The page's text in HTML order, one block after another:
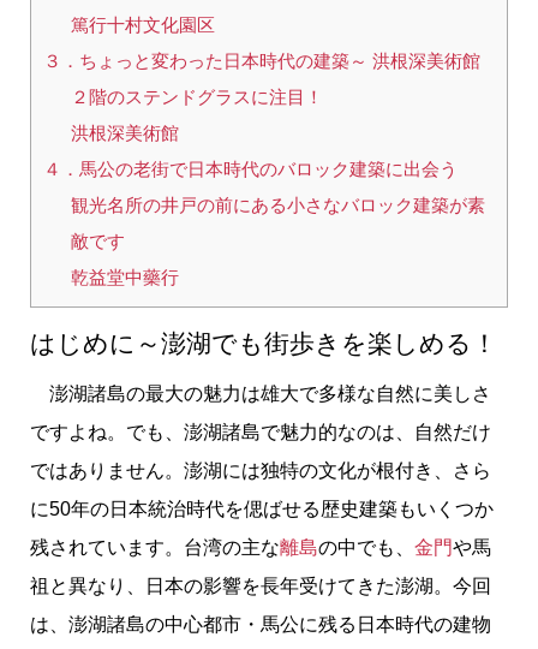
篤行十村文化園区
３．ちょっと変わった日本時代の建築～ 洪根深美術館
２階のステンドグラスに注目！
洪根深美術館
４．馬公の老街で日本時代のバロック建築に出会う
観光名所の井戸の前にある小さなバロック建築が素
敵です
乾益堂中藥行
はじめに～澎湖でも街歩きを楽しめる！
澎湖諸島の最大の魅力は雄大で多様な自然に美しさ
ですよね。でも、澎湖諸島で魅力的なのは、自然だけ
ではありません。澎湖には独特の文化が根付き、さら
に50年の日本統治時代を偲ばせる歴史建築もいくつか
残されています。台湾の主な離島の中でも、 金門や馬
祖と異なり、日本の影響を長年受けてきた澎湖。今回
は、澎湖諸島の中心都市・馬公に残る日本時代の建物